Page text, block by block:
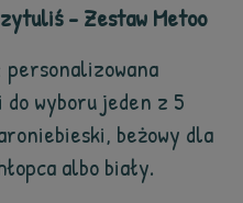
- Zestaw Metoo
personalizowana
i do wyboru jeden z 5
beżowy dla
albo biały.